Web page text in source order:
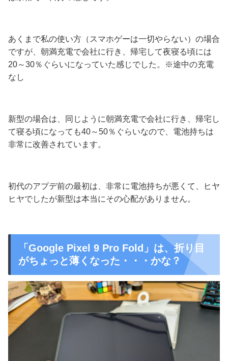
あくまで私の使い方（スマホゲーは一切やらない）の場合
ですが、朝満充電で会社に行き、帰宅して夜寝る頃には
20～30％ぐらいになっていた感じでした。※途中の充電
なし
新型の場合は、同じように朝満充電で会社に行き、帰宅し
て寝る頃になっても40～50％ぐらいなので、電池持ちは
非常に改善されています。
初代のアプデ前の最初は、非常に電池持ちが悪くて、ヒヤ
ヒヤでしたが新型は本当にその心配がありません。
「Google Pixel 9 Pro Fold」は、折り目
がちょっと薄くなった・・・かな？